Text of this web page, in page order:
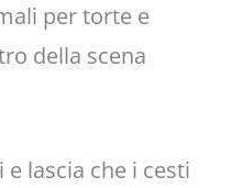
per torte e
della scena
lascia che i cesti